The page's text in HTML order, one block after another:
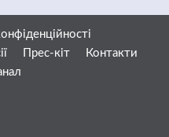
Прес-кіт
Контакти